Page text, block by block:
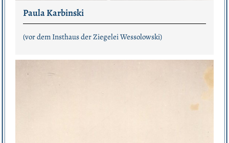
Paula Karbinski
(vor dem Insthaus der Ziegelei Wessolowski)